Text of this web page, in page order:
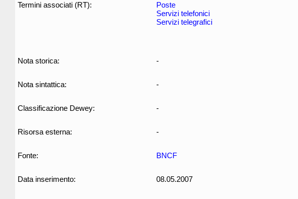
Termini associati (RT):
Poste
Servizi telefonici
Servizi telegrafici
Nota storica: -
Nota sintattica: -
Classificazione Dewey: -
Risorsa esterna: -
Fonte: BNCF
Data inserimento: 08.05.2007